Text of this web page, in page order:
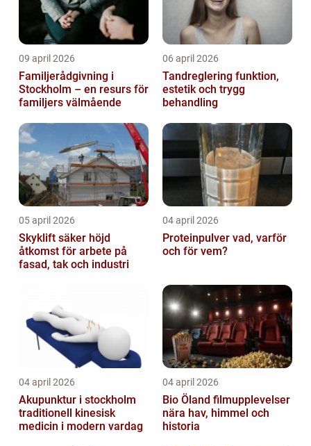
09 april 2026
Familjerådgivning i
Stockholm – en resurs för
familjers välmående
06 april 2026
Tandreglering funktion,
estetik och trygg
behandling
05 april 2026
Skyklift säker höjd
åtkomst för arbete på
fasad, tak och industri
04 april 2026
Proteinpulver vad, varför
och för vem?
04 april 2026
Akupunktur i stockholm
traditionell kinesisk
medicin i modern vardag
04 april 2026
Bio Öland filmupplevelser
nära hav, himmel och
historia